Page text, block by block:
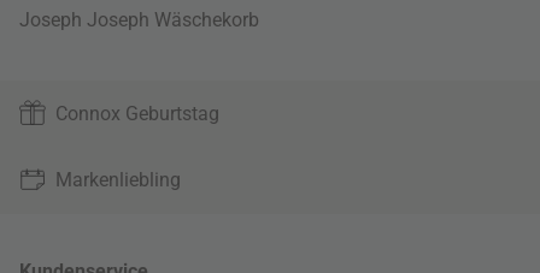
Joseph Joseph Wäschekorb
Connox Geburtstag
Markenliebling